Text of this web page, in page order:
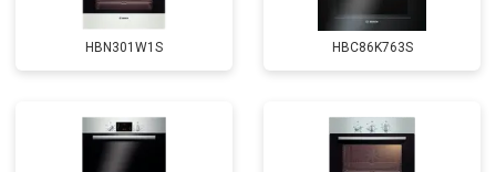
HBN301W1S HBC86K763S